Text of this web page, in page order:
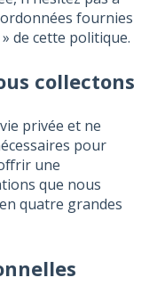
fournies
de cette politique.
collectons
privée et ne
pour
une
que nous
quatre grandes